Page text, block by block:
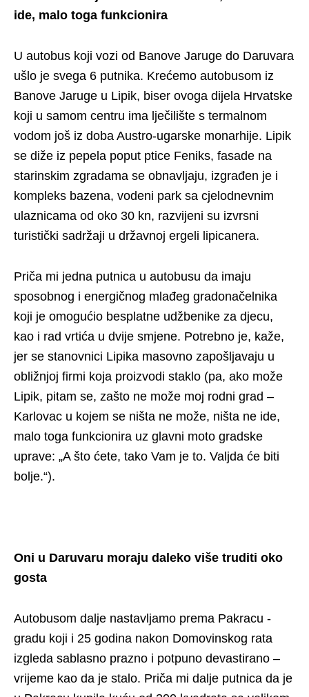
ide, malo toga funkcionira
U autobus koji vozi od Banove Jaruge do Daruvara
ušlo je svega 6 putnika. Krećemo autobusom iz
Banove Jaruge u Lipik, biser ovoga dijela Hrvatske
koji u samom centru ima lječilište s termalnom
vodom još iz doba Austro-ugarske monarhije. Lipik
se diže iz pepela poput ptice Feniks, fasade na
starinskim zgradama se obnavljaju, izgrađen je i
kompleks bazena, vodeni park sa cjelodnevnim
ulaznicama od oko 30 kn, razvijeni su izvrsni
turistički sadržaji u državnoj ergeli lipicanera.
Priča mi jedna putnica u autobusu da imaju
sposobnog i energičnog mlađeg gradonačelnika
koji je omogućio besplatne udžbenike za djecu,
kao i rad vrtića u dvije smjene. Potrebno je, kaže,
jer se stanovnici Lipika masovno zapošljavaju u
obližnjoj firmi koja proizvodi staklo (pa, ako može
Lipik, pitam se, zašto ne može moj rodni grad –
Karlovac u kojem se ništa ne može, ništa ne ide,
malo toga funkcionira uz glavni moto gradske
uprave: „A što ćete, tako Vam je to. Valjda će biti
bolje.“).
Oni u Daruvaru moraju daleko više truditi oko
gosta
Autobusom dalje nastavljamo prema Pakracu -
gradu koji i 25 godina nakon Domovinskog rata
izgleda sablasno prazno i potpuno devastirano –
vrijeme kao da je stalo. Priča mi dalje putnica da je